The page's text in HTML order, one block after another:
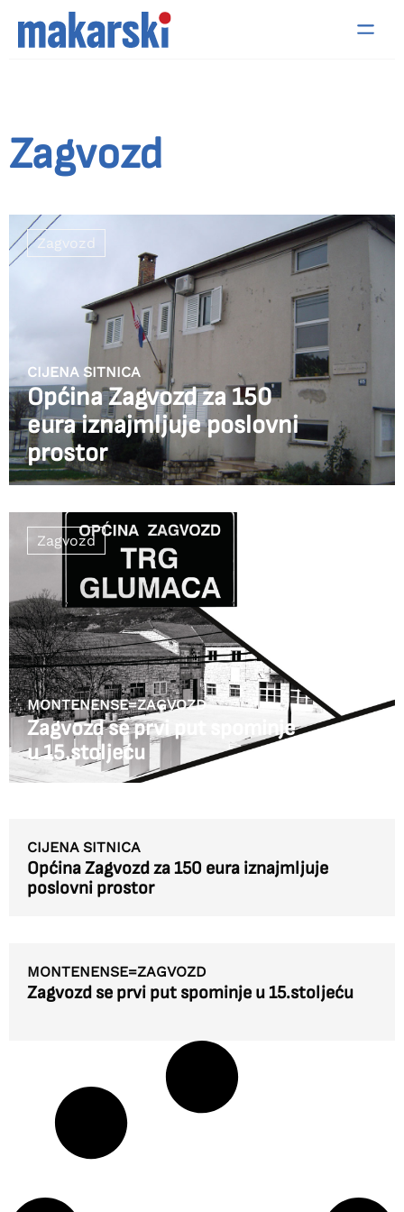
Zagvozd
Zagvozd
CIJENA SITNICA
Općina Zagvozd za 150
eura iznajmljuje poslovni
prostor
Zagvozd
MONTENENSE=ZAGVOZD
Zagvozd se prvi put spominje
u 15.stoljeću
CIJENA SITNICA
Općina Zagvozd za 150 eura iznajmljuje
poslovni prostor
MONTENENSE=ZAGVOZD
Zagvozd se prvi put spominje u 15.stoljeću